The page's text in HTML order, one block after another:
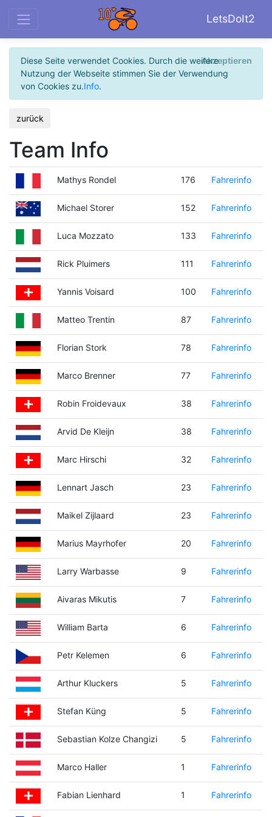
LetsDoIt2
Diese Seite verwendet Cookies. Durch die weitere
Nutzung der Webseite stimmen Sie der Verwendung
von Cookies zu.Info.
Akzeptieren
zurück
Team Info
Mathys Rondel 176 Fahrerinfo
Michael Storer 152 Fahrerinfo
Luca Mozzato 133 Fahrerinfo
Rick Pluimers 111 Fahrerinfo
Yannis Voisard 100 Fahrerinfo
Matteo Trentin 87 Fahrerinfo
Florian Stork 78 Fahrerinfo
Marco Brenner 77 Fahrerinfo
Robin Froidevaux 38 Fahrerinfo
Arvid De Kleijn 38 Fahrerinfo
Marc Hirschi 32 Fahrerinfo
Lennart Jasch 23 Fahrerinfo
Maikel Zijlaard 23 Fahrerinfo
Marius Mayrhofer 20 Fahrerinfo
Larry Warbasse 9 Fahrerinfo
Aivaras Mikutis 7 Fahrerinfo
William Barta 6 Fahrerinfo
Petr Kelemen 6 Fahrerinfo
Arthur Kluckers 5 Fahrerinfo
Stefan Küng 5 Fahrerinfo
Sebastian Kolze Changizi 5 Fahrerinfo
Marco Haller 1 Fahrerinfo
Fabian Lienhard 1 Fahrerinfo